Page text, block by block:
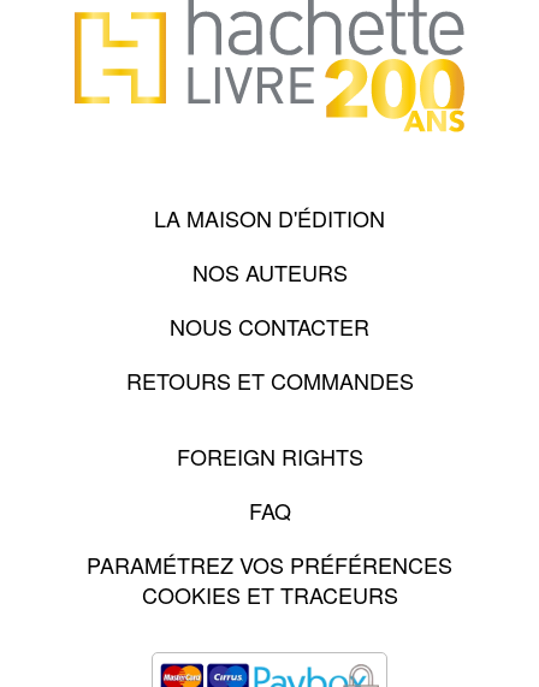
LA MAISON D'ÉDITION
NOS AUTEURS
NOUS CONTACTER
RETOURS ET COMMANDES
FOREIGN RIGHTS
FAQ
PARAMÉTREZ VOS PRÉFÉRENCES
COOKIES ET TRACEURS